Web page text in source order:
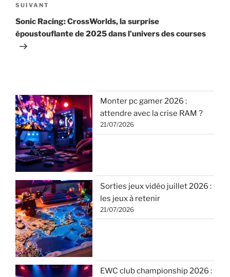
Article
suivant
SUIVANT
Sonic Racing: CrossWorlds, la surprise
époustouflante de 2025 dans l’univers des courses
Monter pc gamer 2026 :
attendre avec la crise RAM ?
21/07/2026
Sorties jeux vidéo juillet 2026 :
les jeux à retenir
21/07/2026
EWC club championship 2026 :